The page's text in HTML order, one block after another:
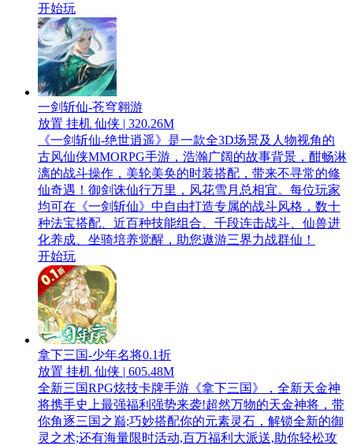
开始玩
一剑斩仙-苍穹翱游
放置 挂机 仙侠 | 320.26M
《一剑斩仙-绝世逍遥》是一款全3D场景及人物视角的
古风仙侠MMORPG手游，浩瀚广阔的故事背景，酣畅淋
漓的战斗操作，美轮美奂的时装搭配，带来不寻常的修
仙奇遇！御剑诛仙行万里，风花雪月总相宜。每位玩家
均可在《一剑斩仙》中自由打造专属的战斗风格，数十
种法宝搭配、近百种技能组合、千段连击战斗、仙兽进
化养成、坐骑培养觉醒，助您遨游三界力战群仙！
开始玩
拿下三国-少年名将0.1折
放置 挂机 仙侠 | 605.48M
全新三国RPG炫技卡牌手游《拿下三国》，全新天金神
将携手史上最强福利强势来袭!超然万物的天金神将，带
你角逐三国之巅;巧妙搭配你的元素灵石，解锁全新的御
灵之术;还有海量限时活动,百万福利大派送,助你轻松攻